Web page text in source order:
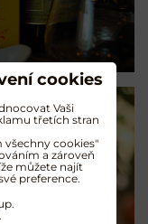
cookies
Vaši
třetích stran
všechny cookies"
a zároveň
můžete najít
preference.